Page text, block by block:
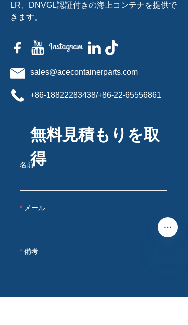
名前
メール
備考
LR、DNVGL認証付きの海上コンテナを提供で
きます。
sales@acecontainerparts.com
+86-18822283438/+86-22-65556861
無料見積もりを取
得